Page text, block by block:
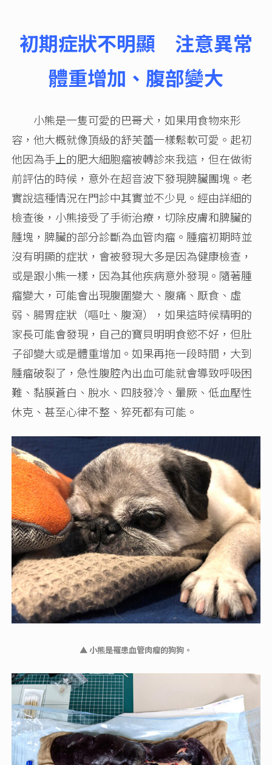
初期症狀不明顯 注意異常
體重增加、腹部變大
小熊是一隻可愛的巴哥犬，如果用食物來形
容，他大概就像頂級的舒芙蕾一樣鬆軟可愛。起初
他因為手上的肥大細胞瘤被轉診來我這，但在做術
前評估的時候，意外在超音波下發現脾臟團塊。老
實說這種情況在門診中其實並不少見。經由詳細的
檢查後，小熊接受了手術治療，切除皮膚和脾臟的
腫塊，脾臟的部分診斷為血管肉瘤。腫瘤初期時並
沒有明顯的症狀，會被發現大多是因為健康檢查，
或是跟小熊一樣，因為其他疾病意外發現。隨著腫
瘤變大，可能會出現腹圍變大、腹痛、厭食、虛
弱、腸胃症狀（嘔吐、腹瀉），如果這時候精明的
家長可能會發現，自己的寶貝明明食慾不好，但肚
子卻變大或是體重增加。如果再拖一段時間，大到
腫瘤破裂了，急性腹腔內出血可能就會導致呼吸困
難、黏膜蒼白、脫水、四肢發冷、暈厥、低血壓性
休克、甚至心律不整、猝死都有可能。
▲ 小熊是罹患血管肉瘤的狗狗。